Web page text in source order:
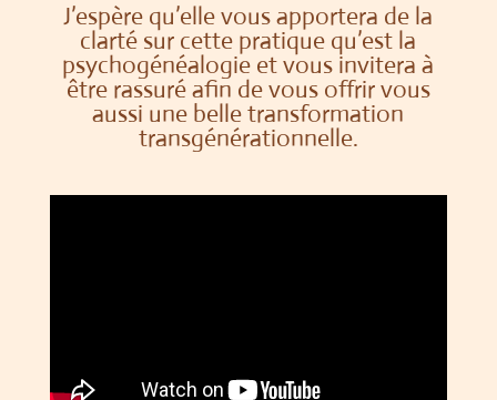
J’espère qu’elle vous apportera de la
clarté sur cette pratique qu’est la
psychogénéalogie et vous invitera à
être rassuré afin de vous offrir vous
aussi une belle transformation
transgénérationnelle.